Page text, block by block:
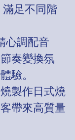
足不同階
心調配音
奏變換氛
驗。
製作日式燒
帶來高質量